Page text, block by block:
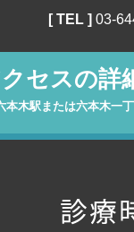
[ TEL ]
セスの詳
本木駅または六本木一